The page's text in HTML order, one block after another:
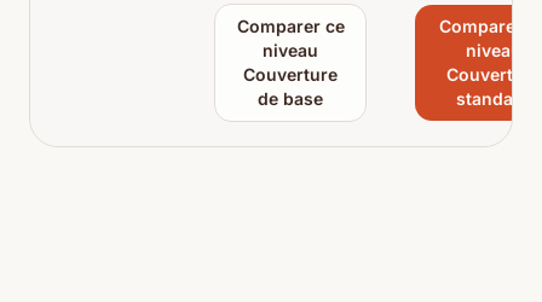
Comparer ce
niveau
Couverture
de base
Comparer
niveau
Couverture
standard